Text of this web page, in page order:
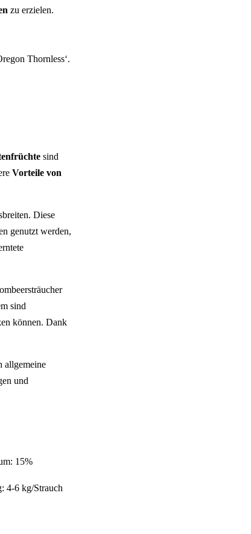
zu erzielen.
Thornless‘.
sind
Vorteile von
Diese
genutzt werden,
sind
können. Dank
allgemeine
und
15%
4-6 kg/Strauch